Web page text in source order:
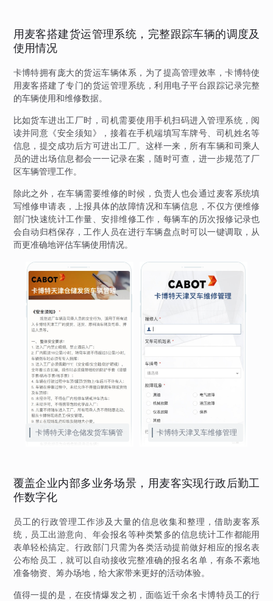
用麦客搭建货运管理系统，完整跟踪车辆的调度及
使用情况
卡博特拥有庞大的货运车辆体系，为了提高管理效率，卡博特使
用麦客搭建了专门的货运管理系统，利用电子平台跟踪记录完整
的车辆使用和维修数据。
比如货车进出工厂时，司机需要使用手机扫码进入管理系统，阅
读并同意《安全须知》，接着在手机端填写车牌号、司机姓名等
信息，提交成功后方可进出工厂。这样一来，所有车辆和司乘人
员的进出场信息都会一一记录在案，随时可查，进一步规范了厂
区车辆管理工作。
除此之外，在车辆需要维修的时候，负责人也会通过麦客系统填
写维修申请表，上报具体的故障情况和车辆信息，不仅方便维修
部门快速统计工作量、安排维修工作，每辆车的历次报修记录也
会自动归档保存，工作人员在进行车辆盘点时可以一键调取，从
而更准确地评估车辆使用情况。
卡博特天津仓储发货车辆管
卡博特天津叉车维修管理
覆盖企业内部多业务场景，用麦客实现行政后勤工
作数字化
员工的行政管理工作涉及大量的信息收集和整理，借助麦客系
统，员工出游意向、年会报名等种类繁多的信息统计工作都能用
表单轻松搞定。行政部门只需为各类活动提前做好相应的报名表
公布给员工，就可以自动接收完整准确的报名名单，有条不紊地
准备物资、筹办场地，给大家带来更好的活动体验。
值得一提的是，在疫情爆发之初，面临近千余名卡博特员工的行